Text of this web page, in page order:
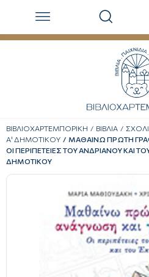
ΒΙΒΛΙΟΧΑΡΤΕΜΠΟΡΙΚΗ ΒΙΒΛΙΑ
Α' ΔΗΜΟΤΙΚΟΥ
ΜΑΘΑΙΝΩ ΠΡΩΤΗ
ΟΙ ΠΕΡΙΠΕΤΕΙΕΣ ΤΟΥ ΑΝΔΡΙΑΝΟΥ ΚΑΙ
ΔΗΜΟΤΙΚΟΥ